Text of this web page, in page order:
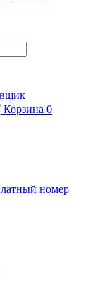
Корзина 0
номер